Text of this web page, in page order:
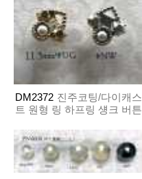
DM2372 진주코팅/다이캐스
트 원형 링 하프링 섕크 버튼